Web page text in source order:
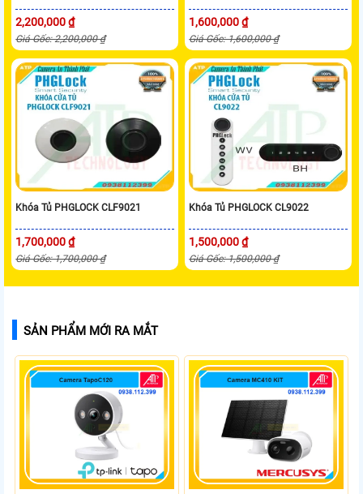
2,200,000 ₫
Giá Gốc: 2,200,000 ₫
1,600,000 ₫
Giá Gốc: 1,600,000 ₫
Khóa Tủ PHGLOCK CLF9021
1,700,000 ₫
Giá Gốc: 1,700,000 ₫
Khóa Tủ PHGLOCK CL9022
1,500,000 ₫
Giá Gốc: 1,500,000 ₫
SẢN PHẨM MỚI RA MẮT